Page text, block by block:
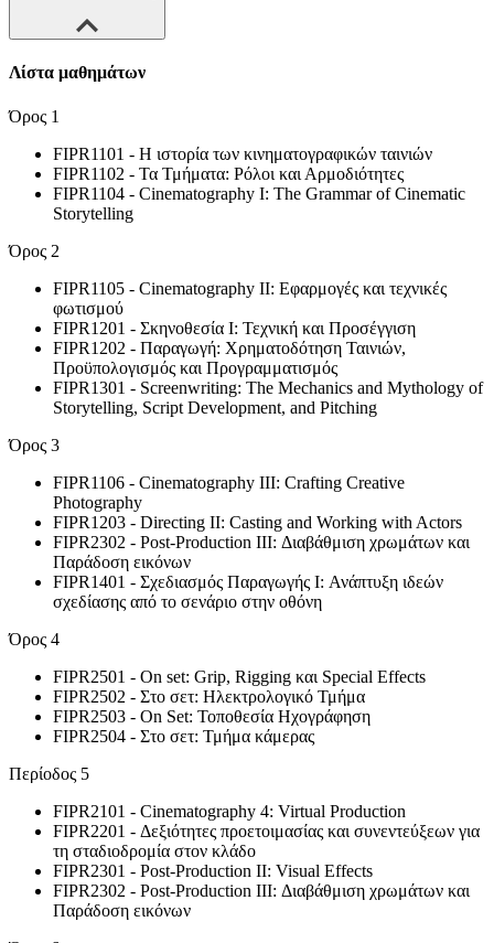
Λίστα μαθημάτων
Όρος 1
FIPR1101 - Η ιστορία των κινηματογραφικών ταινιών
FIPR1102 - Τα Τμήματα: Ρόλοι και Αρμοδιότητες
FIPR1104 - Cinematography I: The Grammar of Cinematic
Storytelling
Όρος 2
FIPR1105 - Cinematography II: Εφαρμογές και τεχνικές
φωτισμού
FIPR1201 - Σκηνοθεσία Ι: Τεχνική και Προσέγγιση
FIPR1202 - Παραγωγή: Χρηματοδότηση Ταινιών,
Προϋπολογισμός και Προγραμματισμός
FIPR1301 - Screenwriting: The Mechanics and Mythology of
Storytelling, Script Development, and Pitching
Όρος 3
FIPR1106 - Cinematography III: Crafting Creative
Photography
FIPR1203 - Directing II: Casting and Working with Actors
FIPR2302 - Post-Production III: Διαβάθμιση χρωμάτων και
Παράδοση εικόνων
FIPR1401 - Σχεδιασμός Παραγωγής I: Ανάπτυξη ιδεών
σχεδίασης από το σενάριο στην οθόνη
Όρος 4
FIPR2501 - On set: Grip, Rigging και Special Effects
FIPR2502 - Στο σετ: Ηλεκτρολογικό Τμήμα
FIPR2503 - On Set: Τοποθεσία Ηχογράφηση
FIPR2504 - Στο σετ: Τμήμα κάμερας
Περίοδος 5
FIPR2101 - Cinematography 4: Virtual Production
FIPR2201 - Δεξιότητες προετοιμασίας και συνεντεύξεων για
τη σταδιοδρομία στον κλάδο
FIPR2301 - Post-Production II: Visual Effects
FIPR2302 - Post-Production III: Διαβάθμιση χρωμάτων και
Παράδοση εικόνων